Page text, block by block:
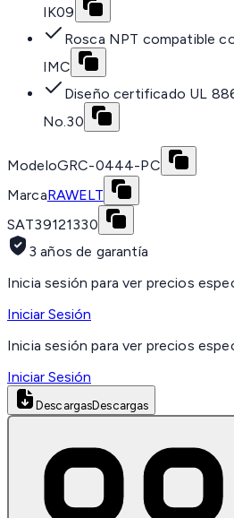
IK09
Rosca NPT compatible
IMC
Diseño certificado UL
No.30
ModeloGRC-0444-PC
MarcaRAWELT
SAT39121330
3 años de garantía
Inicia sesión para ver precios
Iniciar Sesión
Inicia sesión para ver precios
Iniciar Sesión
DescargasDescargas